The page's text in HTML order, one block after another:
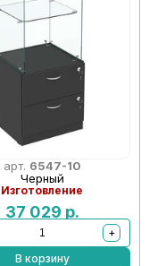
арт. 6547-10
Черный
Изготовление
37 029 р.
+
В корзину